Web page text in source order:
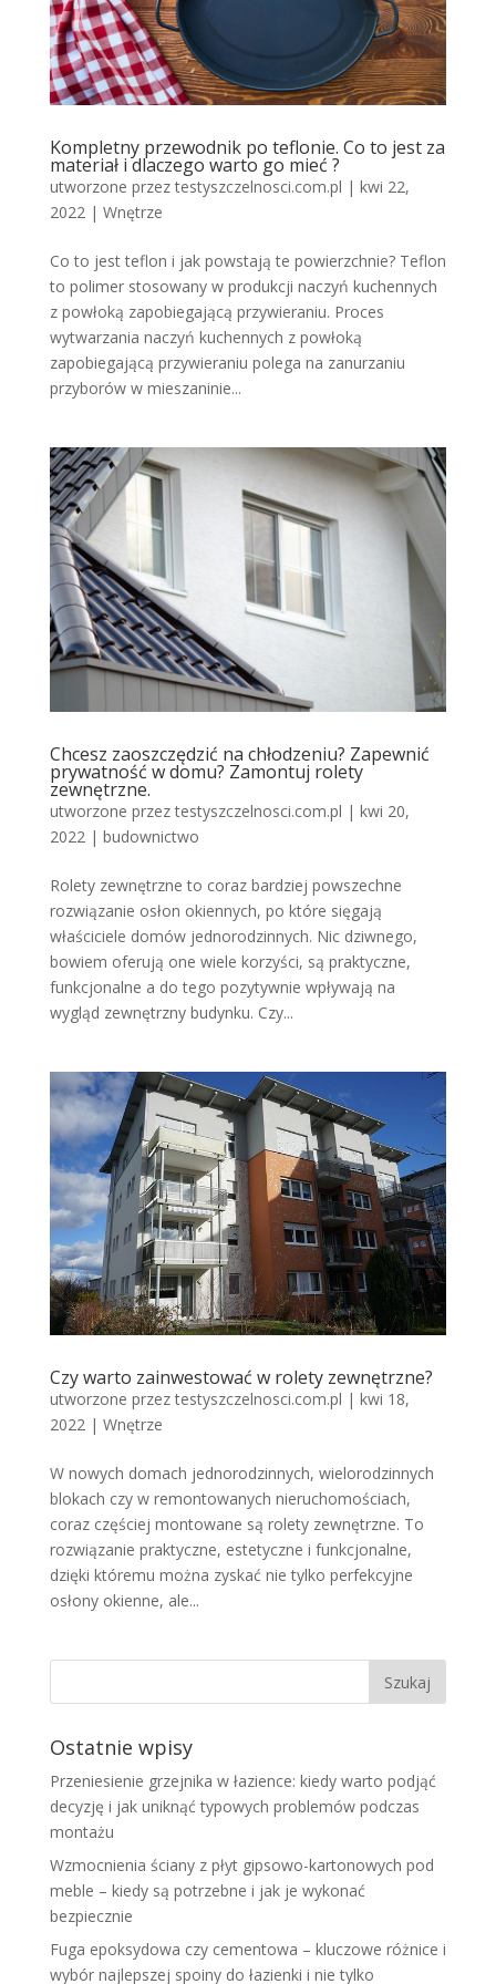
Kompletny przewodnik po teflonie. Co to jest za
materiał i dlaczego warto go mieć ?
utworzone przeztestyszczelnosci.com.pl | kwi 22,
2022| Wnętrze
Co to jest teflon i jak powstają te powierzchnie? Teflon
to polimer stosowany w produkcji naczyń kuchennych
z powłoką zapobiegającą przywieraniu. Proces
wytwarzania naczyń kuchennych z powłoką
zapobiegającą przywieraniu polega na zanurzaniu
przyborów w mieszaninie...
Chcesz zaoszczędzić na chłodzeniu? Zapewnić
prywatność w domu? Zamontuj rolety
zewnętrzne.
utworzone przeztestyszczelnosci.com.pl | kwi 20,
2022| budownictwo
Rolety zewnętrzne to coraz bardziej powszechne
rozwiązanie osłon okiennych, po które sięgają
właściciele domów jednorodzinnych. Nic dziwnego,
bowiem oferują one wiele korzyści, są praktyczne,
funkcjonalne a do tego pozytywnie wpływają na
wygląd zewnętrzny budynku. Czy...
Czy warto zainwestować w rolety zewnętrzne?
utworzone przeztestyszczelnosci.com.pl | kwi 18,
2022| Wnętrze
W nowych domach jednorodzinnych, wielorodzinnych
blokach czy w remontowanych nieruchomościach,
coraz częściej montowane są rolety zewnętrzne. To
rozwiązanie praktyczne, estetyczne i funkcjonalne,
dzięki któremu można zyskać nie tylko perfekcyjne
osłony okienne, ale...
Ostatnie wpisy
Przeniesienie grzejnika w łazience: kiedy warto podjąć
decyzję i jak uniknąć typowych problemów podczas
montażu
Wzmocnienia ściany z płyt gipsowo-kartonowych pod
meble – kiedy są potrzebne i jak je wykonać
bezpiecznie
Fuga epoksydowa czy cementowa – kluczowe różnice i
wybór najlepszej spoiny do łazienki i nie tylko